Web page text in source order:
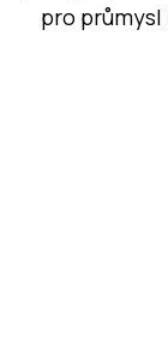
pro průmysl